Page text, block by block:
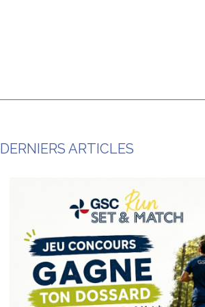
DERNIERS ARTICLES